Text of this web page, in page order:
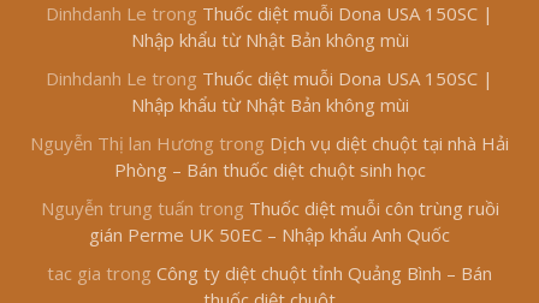
Dinhdanh Le trong Thuốc diệt muỗi Dona USA 150SC |
Nhập khẩu từ Nhật Bản không mùi
Dinhdanh Le trong Thuốc diệt muỗi Dona USA 150SC |
Nhập khẩu từ Nhật Bản không mùi
Nguyễn Thị lan Hương trong Dịch vụ diệt chuột tại nhà Hải
Phòng – Bán thuốc diệt chuột sinh học
Nguyễn trung tuấn trong Thuốc diệt muỗi côn trùng ruồi
gián Perme UK 50EC – Nhập khẩu Anh Quốc
tac gia trong Công ty diệt chuột tỉnh Quảng Bình – Bán